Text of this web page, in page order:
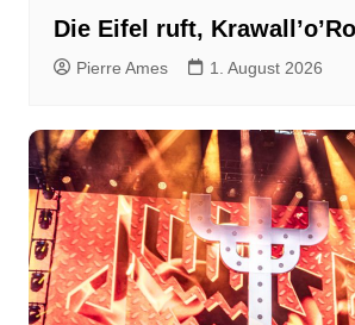
Die Eifel ruft,
Pierre Ames 1. August 2026